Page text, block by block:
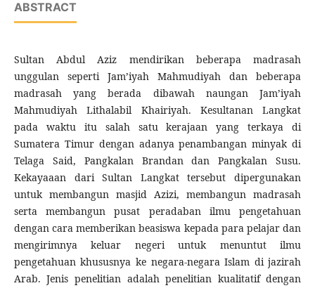
ABSTRACT
Sultan Abdul Aziz mendirikan beberapa madrasah
unggulan seperti Jam’iyah Mahmudiyah dan beberapa
madrasah yang berada dibawah naungan Jam’iyah
Mahmudiyah Lithalabil Khairiyah. Kesultanan Langkat
pada waktu itu salah satu kerajaan yang terkaya di
Sumatera Timur dengan adanya penambangan minyak di
Telaga Said, Pangkalan Brandan dan Pangkalan Susu.
Kekayaaan dari Sultan Langkat tersebut dipergunakan
untuk membangun masjid Azizi, membangun madrasah
serta membangun pusat peradaban ilmu pengetahuan
dengan cara memberikan beasiswa kepada para pelajar dan
mengirimnya keluar negeri untuk menuntut ilmu
pengetahuan khususnya ke negara-negara Islam di jazirah
Arab. Jenis penelitian adalah penelitian kualitatif dengan